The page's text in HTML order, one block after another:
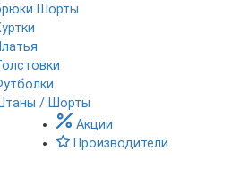
Шорты
/ Шорты
Акции
Производители